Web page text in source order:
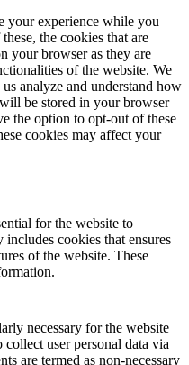
your experience while you
the cookies that are
your browser as they are
of the website. We
analyze and understand how
be stored in your browser
the option to opt-out of these
cookies may affect your
for the website to
cookies that ensures
of the website. These
necessary for the website
user personal data via
are termed as non-necessary